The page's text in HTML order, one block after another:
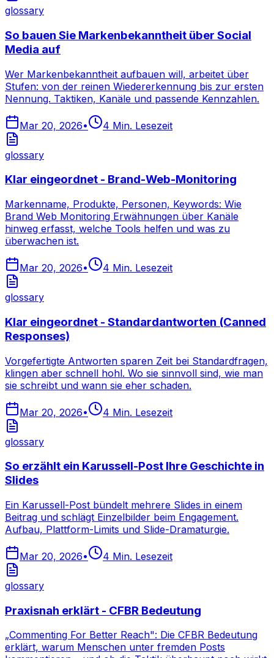
glossary
So bauen Sie Markenbekanntheit über Social
Media auf
Wer Markenbekanntheit aufbauen will, arbeitet über
Stufen: von der reinen Wiedererkennung bis zur ersten
Nennung. Taktiken, Kanäle und passende Kennzahlen.
Mar 20, 2026• 4 Min. Lesezeit
glossary
Klar eingeordnet - Brand-Web-Monitoring
Markenname, Produkte, Personen, Keywords: Wie
Brand Web Monitoring Erwähnungen über Kanäle
hinweg erfasst, welche Tools helfen und was zu
überwachen ist.
Mar 20, 2026• 4 Min. Lesezeit
glossary
Klar eingeordnet - Standardantworten (Canned
Responses)
Vorgefertigte Antworten sparen Zeit bei Standardfragen,
klingen aber schnell hohl. Wo sie sinnvoll sind, wie man
sie schreibt und wann sie eher schaden.
Mar 20, 2026• 4 Min. Lesezeit
glossary
So erzählt ein Karussell-Post Ihre Geschichte in
Slides
Ein Karussell-Post bündelt mehrere Slides in einem
Beitrag und schlägt Einzelbilder beim Engagement.
Aufbau, Plattform-Limits und Slide-Dramaturgie.
Mar 20, 2026• 4 Min. Lesezeit
glossary
Praxisnah erklärt - CFBR Bedeutung
„Commenting For Better Reach": Die CFBR Bedeutung
erklärt, warum Menschen unter fremden Posts